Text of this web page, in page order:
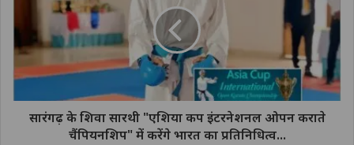
सारंगढ़ के शिवा सारथी "एशिया कप इंटरनेशनल ओपन कराते
चैंपियनशिप" में करेंगे भारत का प्रतिनिधित्व...